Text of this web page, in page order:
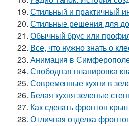
19. Стильный и практичный
20. Стильные решения для
21. Обычный брус или
22. Все, что нужно знать о
23. Анимация в
24. Свободная планировка
25. Современные кухни в
26. Белая кухня зеленые
27. Как сделать фронтон
28. Отличная отделка